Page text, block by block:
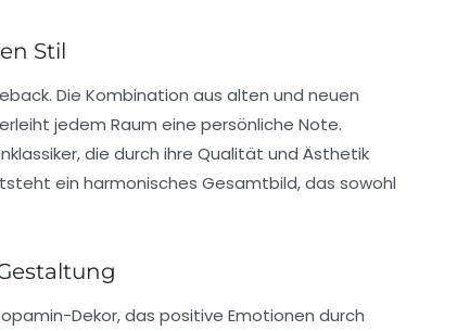
Stil
Die Kombination aus alten und neuen
jedem Raum eine persönliche Note.
die durch ihre Qualität und Ästhetik
ein harmonisches Gesamtbild, das sowohl
Dekor, das positive Emotionen durch